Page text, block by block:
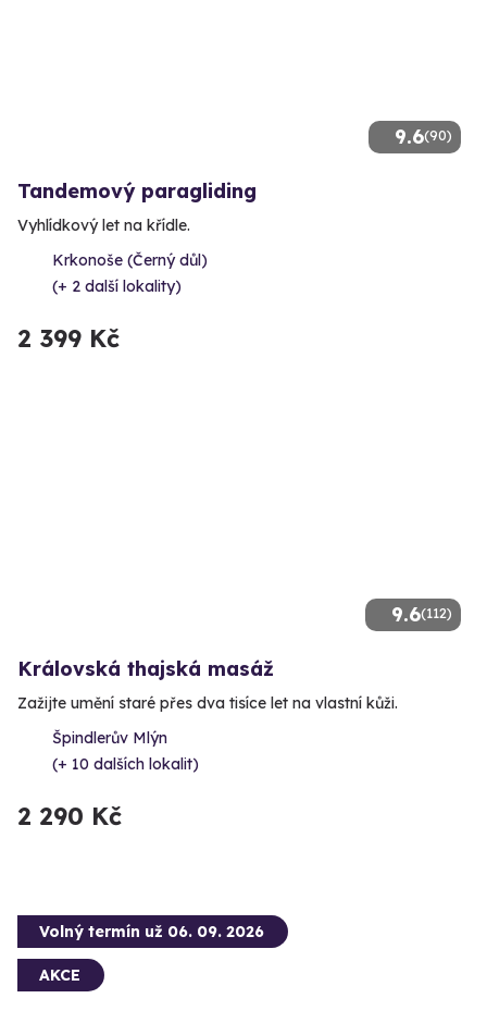
9.6(90)
Tandemový paragliding
Vyhlídkový let na křídle.
Krkonoše (Černý důl)
(+ 2 další lokality)
2 399 Kč
9.6(112)
Královská thajská masáž
Zažijte umění staré přes dva tisíce let na vlastní kůži.
Špindlerův Mlýn
(+ 10 dalších lokalit)
2 290 Kč
Volný termín už 06. 09. 2026
AKCE